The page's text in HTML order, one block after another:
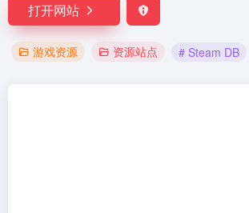
打开网站
游戏资源 资源站点 # Steam DB